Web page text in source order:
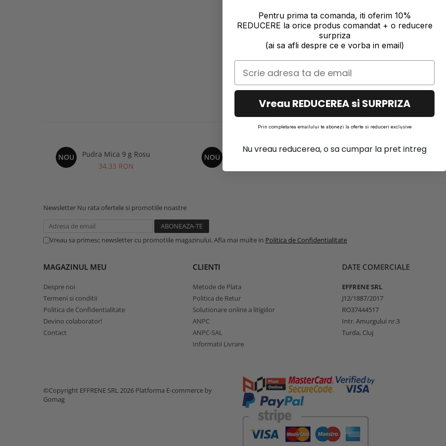
Design cu 6
Fabricat în Marea Britanie
Informatii conformitate
PRODUSE SIMILARE
NOU
Pudra Mica 9 g Rosu
34,33 RON
NOUPudra Mica 9 g Albastru Auriu
Pudra Mica 9 g Alb
Newsletter Nu rata ofertele si promotiile noastre
Vreau sa primesc newsletter cu promotiile magazinului. Afla mai multe in Politica de Confidentialitate
MAGAZINUL MEU
Despre noi
Termeni si conditii
Politica de Confidentialitate
Devino colaborator!
Contact
CLIENTI
Metode de Plata
Politica de Retur
Solutionare online a litigiilor
ANPC
ANPC-SAL
Informatii Livrare
DATE COMERCIALE
EFFRENE SRL
J12/1887/2017
RO37444517
Intr. Amurgului nr.3
Turda, Cluj
©Copyright EFFRENE SRL 2026 Platforma E-commerce by
Gomag
Pentru prima ta comanda, iti oferim 10%
REDUCERE la orice produs comandat + o reducere
surpriza
(ai sa afli despre ce e vorba in email)
Vreau REDUCEREA si SURPRIZA
Prin completarea emailului te abonezi la oferte si reduceri exclusive
Nu vreau reducerea, o sa cumpar la pret intreg